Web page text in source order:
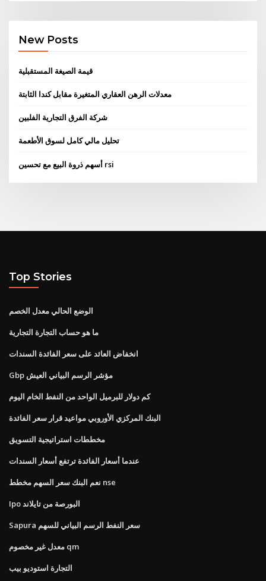
New Posts
قيمة الصيغة المستقبلية
معدلات الرهن العقاري المتغيرة مقابل كندا الثابتة
شركة الفرق التجارية الفلبين
تحليل مالي كامل لسوق الأطعمة
أسهم ذروة البيع مع تحسين rsi
Top Stories
الوضع الحالي معدل الخصم
ما هو حساب التجارة التجارية
انخفاض العائد على سعر الفائدة السندات
Gbp مؤشر الرسم البياني العيش
كم دولار للبرميل الواحد من النفط الخام اليوم
البنك المركزي الأوروبي مواعيد قرار سعر الفائدة
مخططات استراتيجية التسويق
عندما أسعار الفائدة ترتفع أسعار السندات
نعم البنك سعر السهم مخطط nse
Ipo البورصة من تايلاند
Sapura سعر النفط الرسم البياني للسهم
معدل غير مخصوم qm
التجارة استوديو بيب